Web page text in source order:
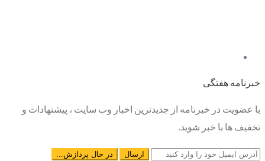
خبرنامه هفتگی
با عضویت در خبرنامه از جدیدترین اخبار وب سایت ، پیشنهادات و
تخفیف ها با خبر شوید.